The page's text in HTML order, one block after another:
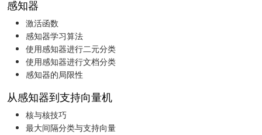
感知器
激活函数
感知器学习算法
使用感知器进行二元分类
使用感知器进行文档分类
感知器的局限性
从感知器到支持向量机
核与核技巧
最大间隔分类与支持向量